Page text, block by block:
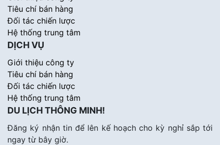
Tiêu chí bán hàng
Đối tác chiến lược
Hệ thống trung tâm
DỊCH VỤ
Giới thiệu công ty
Tiêu chí bán hàng
Đối tác chiến lược
Hệ thống trung tâm
DU LỊCH THÔNG MINH!
Đăng ký nhận tin để lên kế hoạch cho kỳ nghỉ sắp tới
ngay từ bây giờ.